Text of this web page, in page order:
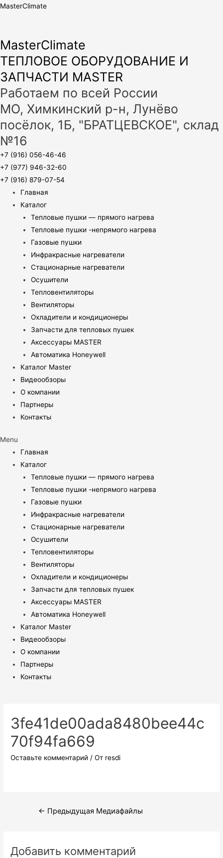
MasterClimate
MasterClimate
ТЕПЛОВОЕ ОБОРУДОВАНИЕ И
ЗАПЧАСТИ MASTER
Работаем по всей России
МО, Химкинский р-н, Лунёво
посёлок, 1Б, "БРАТЦЕВСКОЕ", склад
№16
+7 (916) 056-46-46
+7 (977) 946-32-60
+7 (916) 879-07-54
Главная
Каталог
Тепловые пушки — прямого нагрева
Тепловые пушки -непрямого нагрева
Газовые пушки
Инфракрасные нагреватели
Стационарные нагреватели
Осушители
Тепловентиляторы
Вентиляторы
Охладители и кондиционеры
Запчасти для тепловых пушек
Аксессуары MASTER
Автоматика Honeywell
Каталог Master
Видеообзоры
О компании
Партнеры
Контакты
Menu
Главная
Каталог
Тепловые пушки — прямого нагрева
Тепловые пушки -непрямого нагрева
Газовые пушки
Инфракрасные нагреватели
Стационарные нагреватели
Осушители
Тепловентиляторы
Вентиляторы
Охладители и кондиционеры
Запчасти для тепловых пушек
Аксессуары MASTER
Автоматика Honeywell
Каталог Master
Видеообзоры
О компании
Партнеры
Контакты
3fe41de00ada8480bee44c
70f94fa669
Оставьте комментарий / От resdi
Навигация
← Предыдущая Медиафайлы
Добавить комментарий